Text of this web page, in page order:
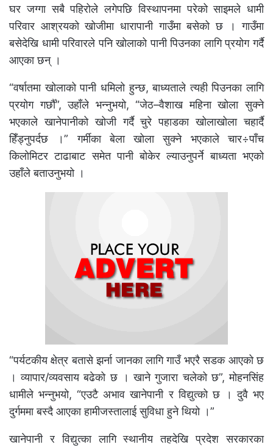
घर जग्गा सबै पहिरोले लगेपछि विस्थापनमा परेको साइमले धामी
परिवार आश्रयको खोजीमा धारापानी गाउँमा बसेको छ । गाउँमा
बसेदेखि धामी परिवारले पनि खोलाको पानी पिउनका लागि प्रयोग गर्दै
आएका छन् ।
“वर्षातमा खोलाको पानी धमिलो हुन्छ, बाध्यताले त्यही पिउनका लागि
प्रयोग गर्छौँ”, उहाँले भन्नुभयो, “जेठ–वैशाख महिना खोला सुक्ने
भएकाले खानेपानीको खोजी गर्दै चुरे पहाडका खोलाखोला चहार्दै
हिँड्नुपर्दछ ।” गर्मीका बेला खोला सुक्ने भएकाले चार÷पाँच
किलोमिटर टाढाबाट समेत पानी बोकेर ल्याउनुपर्ने बाध्यता भएको
उहाँले बताउनुभयो ।
“पर्यटकीय क्षेत्र बतासे झर्ना जानका लागि गाउँ भएरै सडक आएको छ
। व्यापार/व्यवसाय बढेको छ । खाने गुजारा चलेको छ”, मोहनसिंह
धामीले भन्नुभयो, “एउटै अभाव खानेपानी र विद्युत्को छ । दुवै भए
दुर्गममा बस्दै आएका हामीजस्तालाई सुविधा हुने थियो ।”
खानेपानी र विद्युत्का लागि स्थानीय तहदेखि प्रदेश सरकारका